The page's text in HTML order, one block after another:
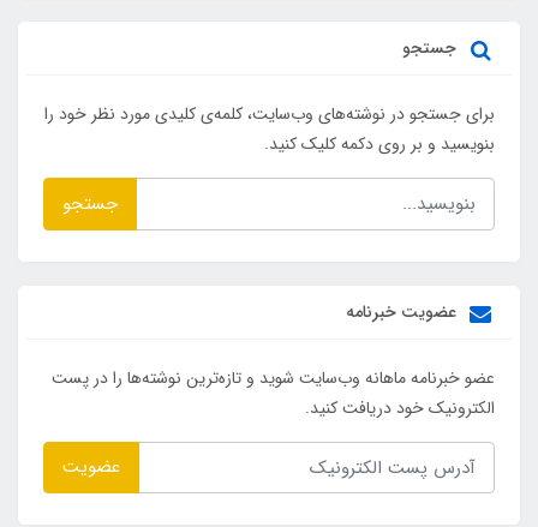
جستجو
برای جستجو در نوشته‌های وب‌سایت، کلمه‌ی کلیدی مورد نظر خود را
بنویسید و بر روی دکمه کلیک کنید.
جستجو
عضویت خبرنامه
عضو خبرنامه ماهانه وب‌سایت شوید و تازه‌ترین نوشته‌ها را در پست
الکترونیک خود دریافت کنید.
عضویت